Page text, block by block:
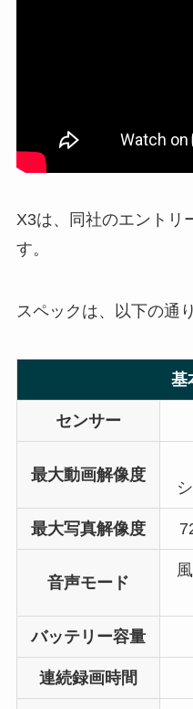
X3は、同社のエントリ
す。
スペックは、以下の通
基
センサー
最大動画解像度
最大写真解像度
音声モード
バッテリー容量
連続録画時間